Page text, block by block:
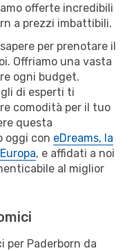
offerte incredibili
a prezzi imbattibili.
per prenotare il
Offriamo una vasta
ogni budget.
di esperti ti
comodità per il tuo
questa
oggi con eDreams, la
, e affidati a noi
al miglior
per Paderborn da